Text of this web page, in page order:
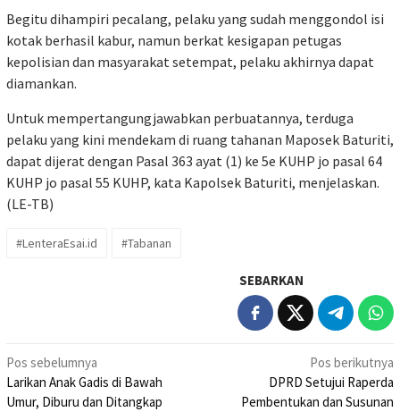
Begitu dihampiri pecalang, pelaku yang sudah menggondol isi
kotak berhasil kabur, namun berkat kesigapan petugas
kepolisian dan masyarakat setempat, pelaku akhirnya dapat
diamankan.
Untuk mempertangungjawabkan perbuatannya, terduga
pelaku yang kini mendekam di ruang tahanan Maposek Baturiti,
dapat dijerat dengan Pasal 363 ayat (1) ke 5e KUHP jo pasal 64
KUHP jo pasal 55 KUHP, kata Kapolsek Baturiti, menjelaskan.
(LE-TB)
#LenteraEsai.id #Tabanan
SEBARKAN
Navigasi
pos
Pos sebelumnya
Larikan Anak Gadis di Bawah
Umur, Diburu dan Ditangkap
Pos berikutnya
DPRD Setujui Raperda
Pembentukan dan Susunan